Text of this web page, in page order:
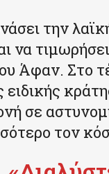
την
να
Άφαν. Στο
ειδικής
σε
τον